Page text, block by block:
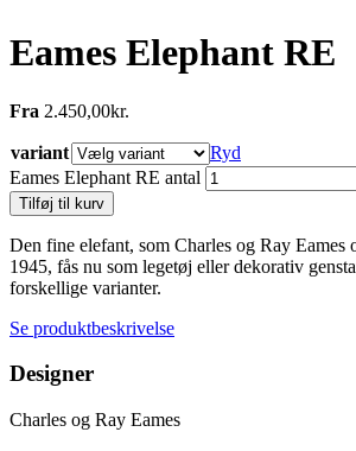
Eames Elephant RE
Fra 2.450,00kr.
variant
Ryd
Eames Elephant RE antal
Tilføj til kurv
Den fine elefant, som Charles og Ray
1945, fås nu som legetøj eller dekorativ
forskellige varianter.
Se produktbeskrivelse
Designer
Charles og Ray Eames